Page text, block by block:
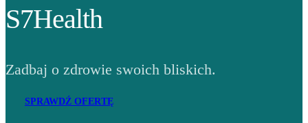
S7Health
Zadbaj o zdrowie swoich bliskich.
SPRAWDŹ OFERTĘ